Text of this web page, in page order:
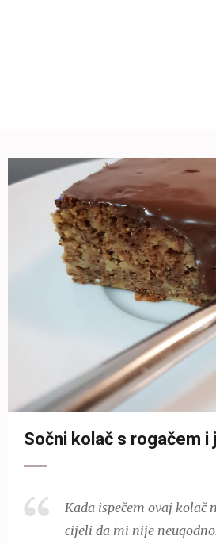
Sočni kolač s rogačem i
Kada ispečem ovaj kolač
cijeli da mi nije